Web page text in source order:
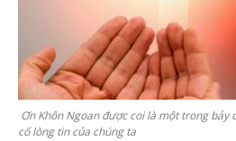
Ơn Khôn Ngoan được coi là một trong bảy
cố lòng tin của chúng ta